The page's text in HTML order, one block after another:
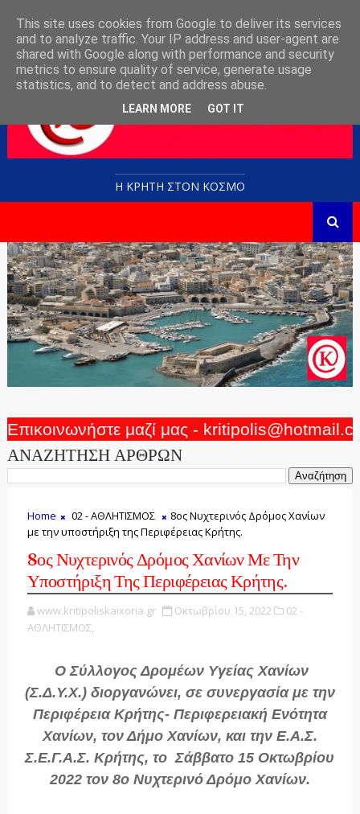
Η ΚΡΗΤΗ ΣΤΟN KOΣΜΟ
Επικοινωνήστε μαζί μας -
ΑΝΑΖΗΤΗΣΗ ΑΡΘΡΩΝ
Home 02 - ΑΘΛΗΤΙΣΜΟΣ
8ος Νυχτερινός Δρόμος Χανίων
με την υποστήριξη της Περιφέρειας Κρήτης.
8ος Νυχτερινός Δρόμος Χανίων Με Την
Υποστήριξη Της Περιφέρειας Κρήτης.
www.kritipoliskaixoria.gr Οκτωβρίου 15, 2022
02 -
ΑΘΛΗΤΙΣΜΟΣ,
Ο Σύλλογος Δρομέων Υγείας Χανίων
(Σ.Δ.Υ.Χ.) διοργανώνει, σε συνεργασία με την
Περιφέρεια Κρήτης- Περιφερειακή Ενότητα
Χανίων, τον Δήμο Χανίων, και την Ε.Α.Σ.
Σ.Ε.Γ.Α.Σ. Κρήτης, το Σάββατο 15 Οκτωβρίου
2022 τον 8ο Νυχτερινό Δρόμο Χανίων.
This site uses cookies from Google to deliver its services
and to analyze traffic. Your IP address and user-agent are
shared with Google along with performance and security
metrics to ensure quality of service, generate usage
statistics, and to detect and address abuse.
LEARN MORE GOT IT